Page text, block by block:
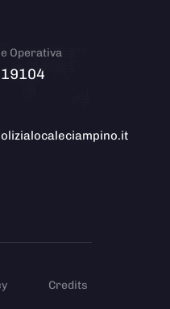
Operativa
Credits